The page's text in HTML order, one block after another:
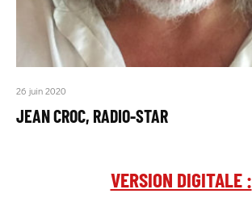
26 juin 2020
JEAN CROC, RADIO-STAR
VERSION DIGITALE :